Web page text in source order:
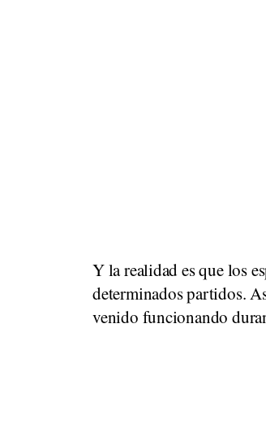
Y la realidad es que los
determinados partidos.
venido funcionando